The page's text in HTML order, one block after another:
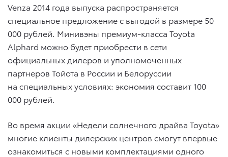
Venza 2014 года выпуска распространяется
специальное предложение с выгодой в размере 50
000 рублей. Минивэны премиум-класса Toyota
Alphard можно будет приобрести в сети
официальных дилеров и уполномоченных
партнеров Тойота в России и Белоруссии
на специальных условиях: экономия составит 100
000 рублей.
Во время акции «Недели солнечного драйва Toyota»
многие клиенты дилерских центров смогут впервые
ознакомиться с новыми комплектациями одного